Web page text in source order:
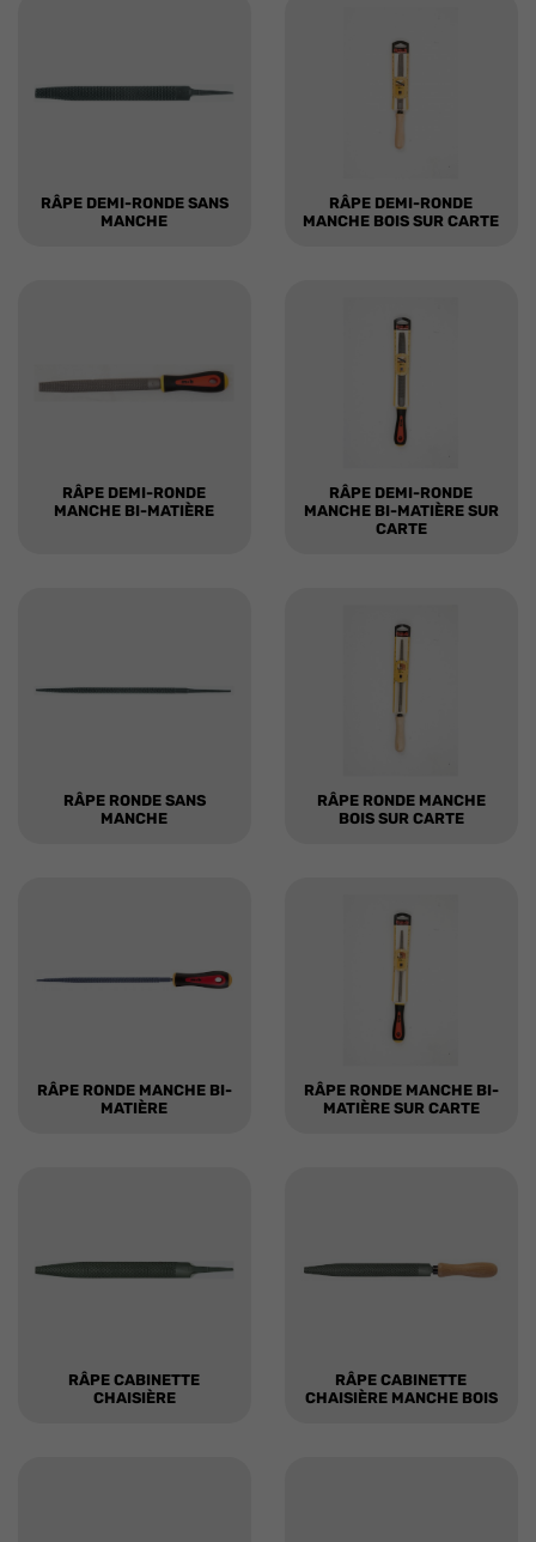
RÂPE DEMI-RONDE SANS
MANCHE
RÂPE DEMI-RONDE
MANCHE BOIS SUR CARTE
RÂPE DEMI-RONDE
MANCHE BI-MATIÈRE
RÂPE DEMI-RONDE
MANCHE BI-MATIÈRE SUR
CARTE
RÂPE RONDE SANS
MANCHE
RÂPE RONDE MANCHE
BOIS SUR CARTE
RÂPE RONDE MANCHE BI-
MATIÈRE
RÂPE RONDE MANCHE BI-
MATIÈRE SUR CARTE
RÂPE CABINETTE
CHAISIÈRE
RÂPE CABINETTE
CHAISIÈRE MANCHE BOIS